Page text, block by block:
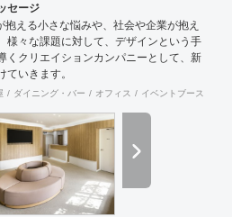
セージ
抱える小さな悩みや、社会や企業が抱え
様々な課題に対して、デザインという手
くクリエイションカンパニーとして、新
ていきます。
ダイニング・バー オフィス イベントブース・シ